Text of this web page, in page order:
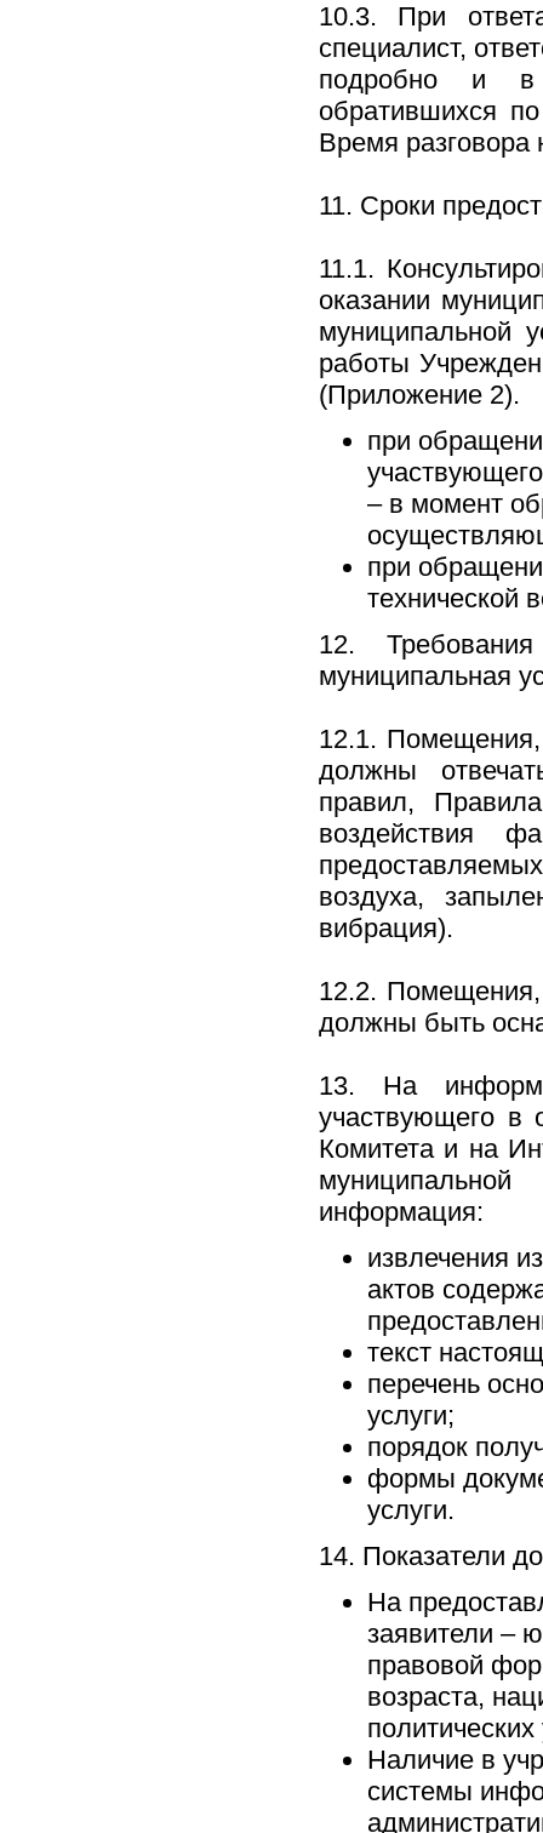
10.3. При
специалист,
подробно и в
обратившихся
Время
11. Сроки
11.1.
оказании
муниципальной
работы
(Приложение 2).
при
– в момент
при
технической
12.
муниципальная
12.1. Помещения,
должны
правил,
воздействия
воздуха,
вибрация).
12.2. Помещения,
должны быть
13. На
участвующего в
Комитета и на
информация:
извлечения
актов
текст
перечень
услуги;
порядок
формы
услуги.
14. Показатели
На
заявители –
правовой
возраста,
Наличие в
системы